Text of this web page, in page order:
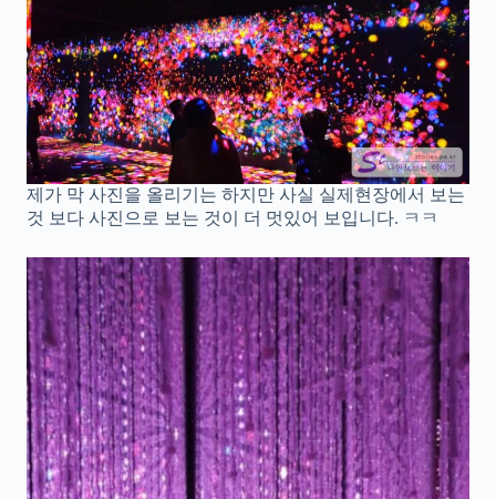
제가 막 사진을 올리기는 하지만 사실 실제현장에서 보는
것 보다 사진으로 보는 것이 더 멋있어 보입니다. ㅋㅋ